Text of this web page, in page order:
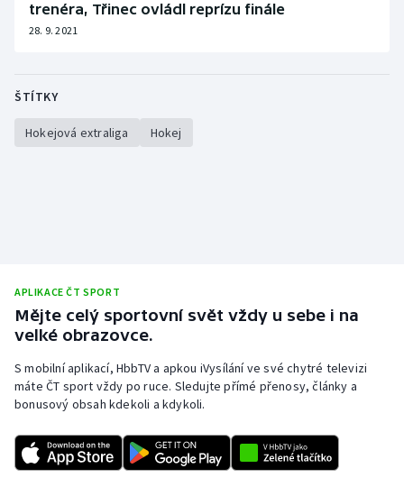
trenéra, Třinec ovládl reprízu finále
28. 9. 2021
ŠTÍTKY
Hokejová extraliga Hokej
APLIKACE ČT SPORT
Mějte celý sportovní svět vždy u sebe i na
velké obrazovce.
S mobilní aplikací, HbbTV a apkou iVysílání ve své chytré televizi
máte ČT sport vždy po ruce. Sledujte přímé přenosy, články a
bonusový obsah kdekoli a kdykoli.